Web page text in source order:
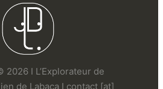
I L’Explorateur de
de Labaca I contact [at]